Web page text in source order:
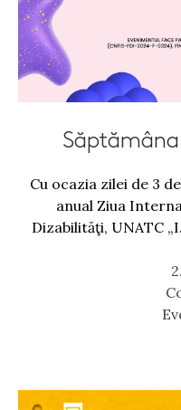
Cu ocazia zilei de 3
anual Ziua
Dizabilităţi, UNATC